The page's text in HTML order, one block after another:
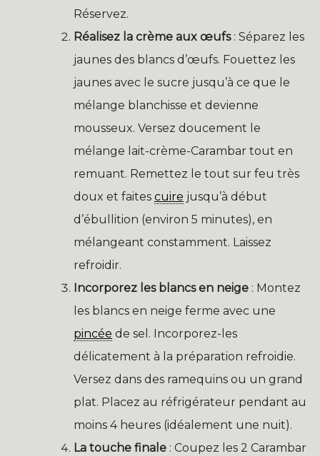
Réservez.
Réalisez la crème aux œufs: Séparez les
jaunes des blancs d’œufs. Fouettez les
jaunes avec le sucre jusqu’à ce que le
mélange blanchisse et devienne
mousseux. Versez doucement le
mélange lait-crème-Carambar tout en
remuant. Remettez le tout sur feu très
doux et faites cuire jusqu’à début
d’ébullition (environ 5 minutes), en
mélangeant constamment. Laissez
refroidir.
Incorporez les blancs en neige : Montez
les blancs en neige ferme avec une
pincée de sel. Incorporez-les
délicatement à la préparation refroidie.
Versez dans des ramequins ou un grand
plat. Placez au réfrigérateur pendant au
moins 4 heures (idéalement une nuit).
La touche finale : Coupez les 2 Carambar